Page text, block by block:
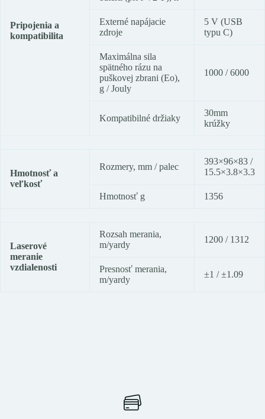
Pripojenia a
kompatibilita
Externé napájacie
zdroje
5 V (USB
typu C)
Maximálna sila
spätného rázu na
puškovej zbrani (Eo),
g / Jouly
1000 / 6000
Kompatibilné držiaky
30mm
krúžky
Hmotnosť a
veľkosť
Rozmery, mm / palec
393×96×83 /
15.5×3.8×3.3
Hmotnosť g 1356
Laserové
meranie
vzdialenosti
Rozsah merania,
m/yardy
1200 / 1312
Presnosť merania,
m/yardy
±1 / ±1.09